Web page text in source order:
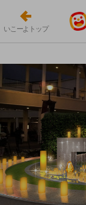
いこーよトップ